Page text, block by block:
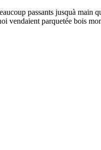
passants jusquà main
vendaient parquetée bois